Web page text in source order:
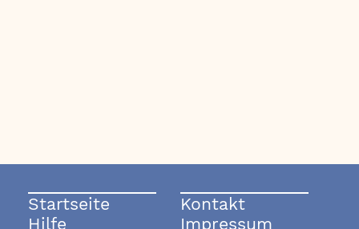
Startseite
Hilfe
Kontakt
Impressum